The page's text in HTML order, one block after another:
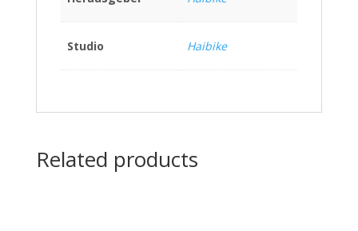
Studio Haibike
Related products